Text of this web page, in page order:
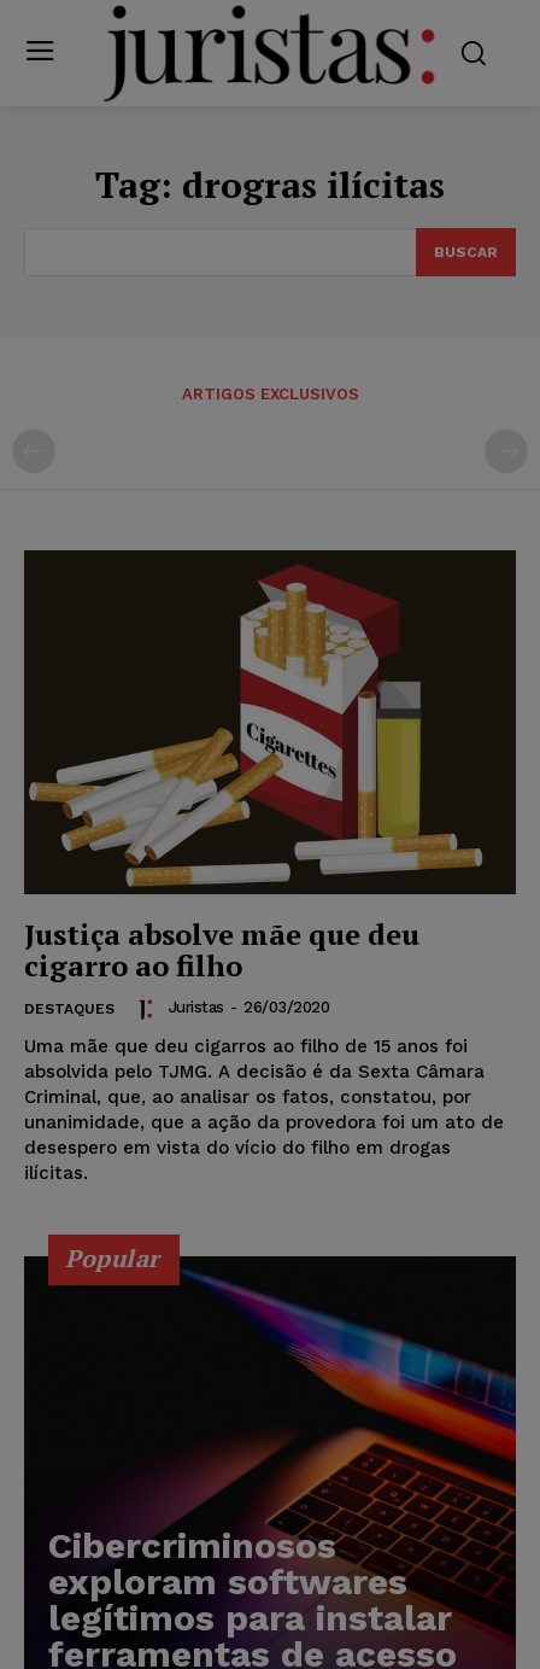
Tag: drogras ilícitas
BUSCAR
ARTIGOS EXCLUSIVOS
Justiça absolve mãe que deu
cigarro ao filho
DESTAQUES Juristas - 26/03/2020
Uma mãe que deu cigarros ao filho de 15 anos foi
absolvida pelo TJMG. A decisão é da Sexta Câmara
Criminal, que, ao analisar os fatos, constatou, por
unanimidade, que a ação da provedora foi um ato de
desespero em vista do vício do filho em drogas
ilícitas.
Popular
Cibercriminosos
exploram softwares
legítimos para instalar
ferramentas de acesso